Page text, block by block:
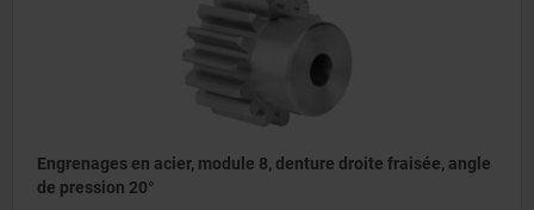
Engrenages en acier, module 8, denture droite fraisée, angle
de pression 20°